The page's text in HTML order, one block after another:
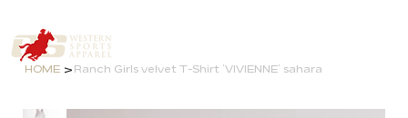
HOME > Ranch Girls velvet T-Shirt ´VIVIENNE´ sahara